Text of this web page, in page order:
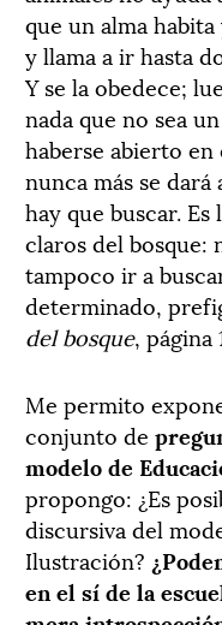
que un alma
y llama a ir hasta
Y se la obedece;
nada que no sea
haberse abierto
nunca más se
hay que buscar.
claros del bosque:
tampoco ir a
determinado,
del bosque, página
Me permito
conjunto de
modelo de
propongo: ¿Es
discursiva del
Ilustración?
en el sí de la